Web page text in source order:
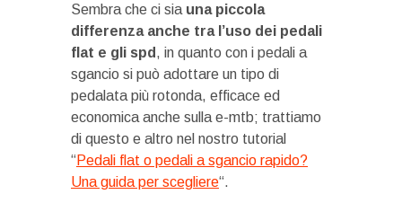
Sembra che ci sia una piccola
differenza anche tra l’uso dei pedali
flat e gli spd , in quanto con i pedali a
sgancio si può adottare un tipo di
pedalata più rotonda, efficace ed
economica anche sulla e-mtb; trattiamo
di questo e altro nel nostro tutorial
“Pedali flat o pedali a sgancio rapido?
Una guida per scegliere“.